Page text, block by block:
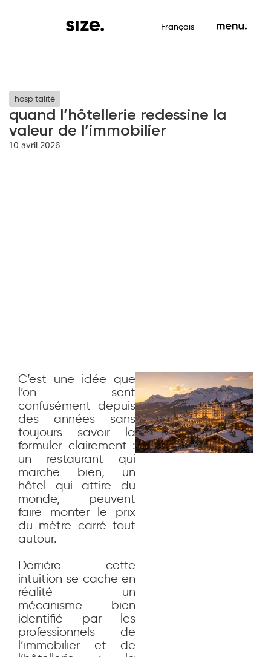
Français
hospitalité
quand l’hôtellerie redessine la
valeur de l’immobilier
10 avril 2026
C’est une idée que
l’on sent
confusément depuis
des années sans
toujours savoir la
formuler clairement :
un restaurant qui
marche bien, un
hôtel qui attire du
monde, peuvent
faire monter le prix
du mètre carré tout
autour.
Derrière cette
intuition se cache en
réalité un
mécanisme bien
identifié par les
professionnels de
l’immobilier et de